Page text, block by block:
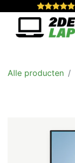
Alle producten